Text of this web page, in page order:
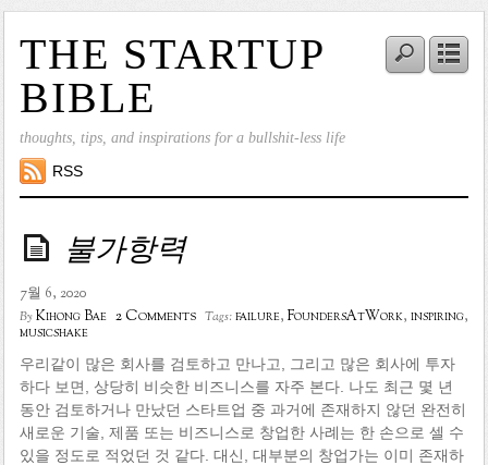
THE STARTUP
BIBLE
thoughts, tips, and inspirations for a bullshit-less life
RSS
불가항력
7월 6, 2020
ByKihong Bae 2 Comments Tags:failure, FoundersAtWork, inspiring,
musicshake
우리같이 많은 회사를 검토하고 만나고, 그리고 많은 회사에 투자
하다 보면, 상당히 비슷한 비즈니스를 자주 본다. 나도 최근 몇 년
동안 검토하거나 만났던 스타트업 중 과거에 존재하지 않던 완전히
새로운 기술, 제품 또는 비즈니스로 창업한 사례는 한 손으로 셀 수
있을 정도로 적었던 것 같다. 대신, 대부분의 창업가는 이미 존재하